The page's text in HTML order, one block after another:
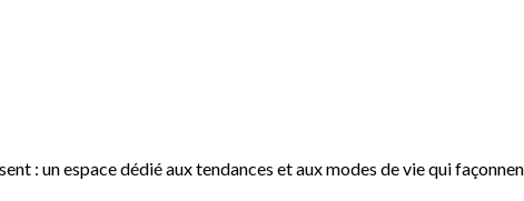
: un espace dédié aux tendances et aux modes de vie qui